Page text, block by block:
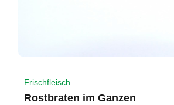
Frischfleisch
Rostbraten im Ganzen